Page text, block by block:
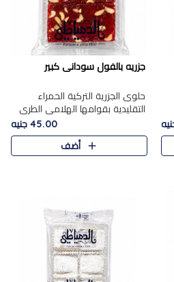
جزريه بالفول سودانى كبير
حلوى الجزرية التركية الحمراء
التقليدية بقوامها الهلامي الطري
ولونها الأحمر المميز، محشوة
بسخاء بالفول السوداني المحمص
لتمنحك توازنًا رائعًا ..
45.00 جنيه
أضف